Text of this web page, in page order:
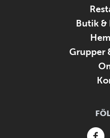
Butik &
Grupper